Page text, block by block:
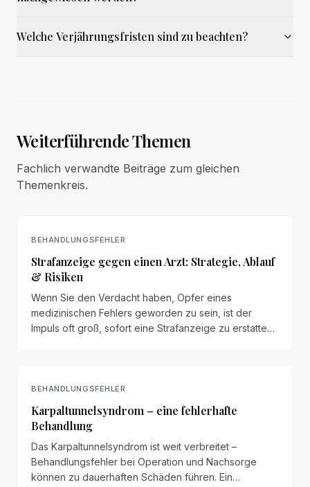
Welche Verjährungsfristen sind zu beachten?
Weiterführende Themen
Fachlich verwandte Beiträge zum gleichen
Themenkreis.
BEHANDLUNGSFEHLER
Strafanzeige gegen einen Arzt: Strategie, Ablauf
& Risiken
Wenn Sie den Verdacht haben, Opfer eines
medizinischen Fehlers geworden zu sein, ist der
Impuls oft groß, sofort eine Strafanzeige zu erstatten.
BEHANDLUNGSFEHLER
Karpaltunnelsyndrom – eine fehlerhafte
Behandlung
Das Karpaltunnelsyndrom ist weit verbreitet –
Behandlungsfehler bei Operation und Nachsorge
können zu dauerhaften Schäden führen. Ein